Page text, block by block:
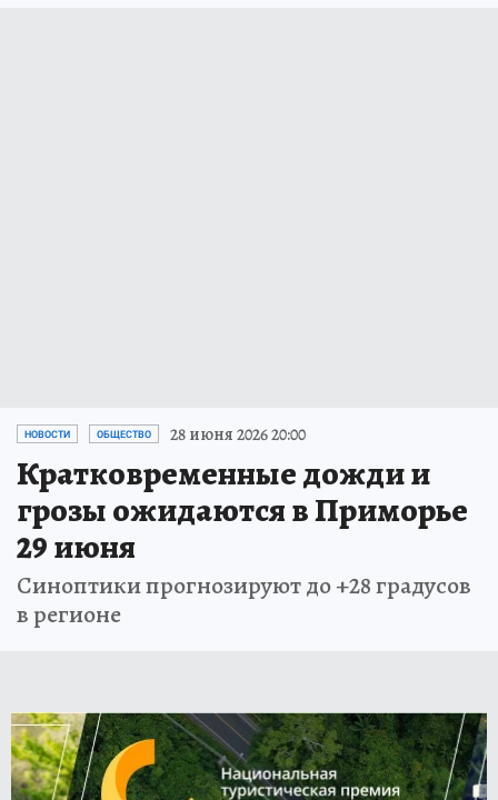
НОВОСТИ ОБЩЕСТВО 28 июня 2026 20:00
Кратковременные дожди и
грозы ожидаются в Приморье
29 июня
Синоптики прогнозируют до +28 градусов
в регионе